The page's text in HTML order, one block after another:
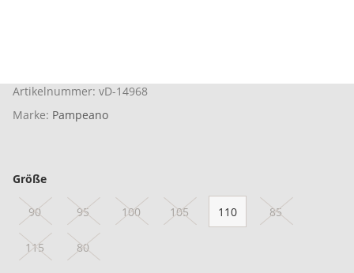
Artikelnummer: vD-14968
Marke: Pampeano
Größe
90 95 100 105 110 85
115 80